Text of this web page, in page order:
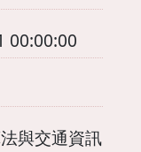
00:00:00
與交通資訊